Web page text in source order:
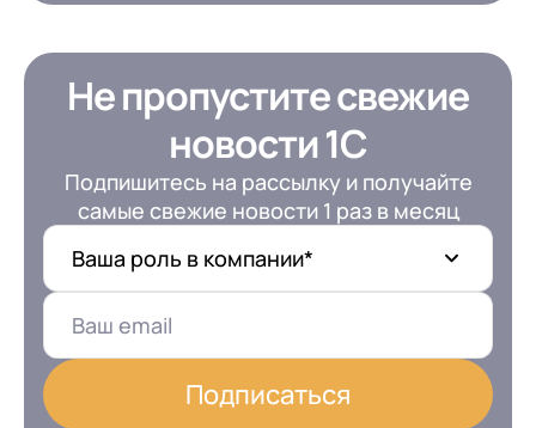
Не пропустите свежие
новости 1С
Подпишитесь на рассылку и получайте
самые свежие новости 1 раз в месяц
Ваша роль в компании*
Подписаться